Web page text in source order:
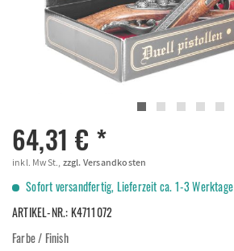
64,31 € *
inkl. MwSt., zzgl. Versandkosten
Sofort versandfertig, Lieferzeit ca. 1-3 Werktage
ARTIKEL-NR.:K4711072
Farbe / Finish